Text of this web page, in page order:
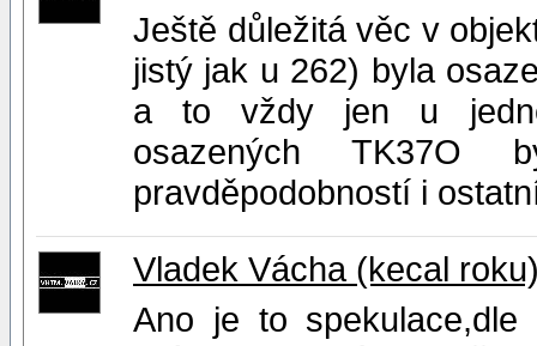
Ještě důležitá věc v
jistý jak u 262) byla
a to vždy jen u jedné
osazených TK37O
pravděpodobností i
Vladek Vácha (kecal
Ano je to